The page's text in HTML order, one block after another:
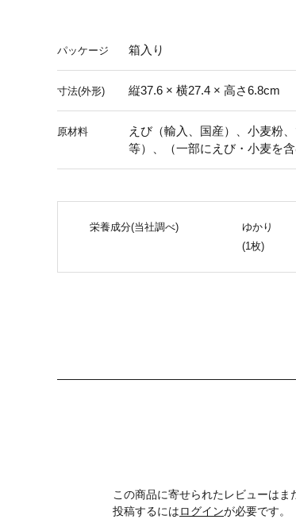
パッケージ 箱入り
寸法(外形) 縦37.6 × 横27.4 × 高さ6.8cm
原材料
えび（輸入、国産）、小麦粉
等）、（一部にえび・小麦を含
栄養成分(当社調べ)
ゆかり
(1枚)
この商品に寄せられたレビューはま
投稿するにはログインが必要です。